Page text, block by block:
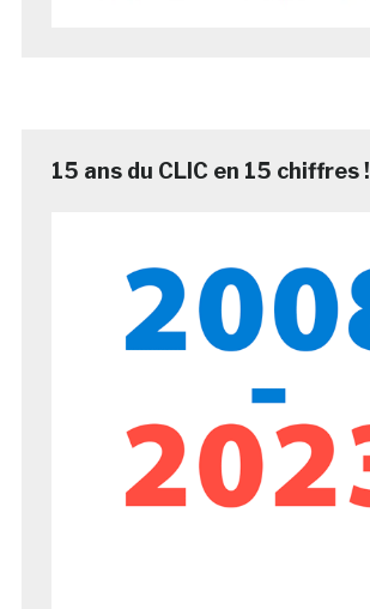
15 ans du CLIC en 15 chiffres !